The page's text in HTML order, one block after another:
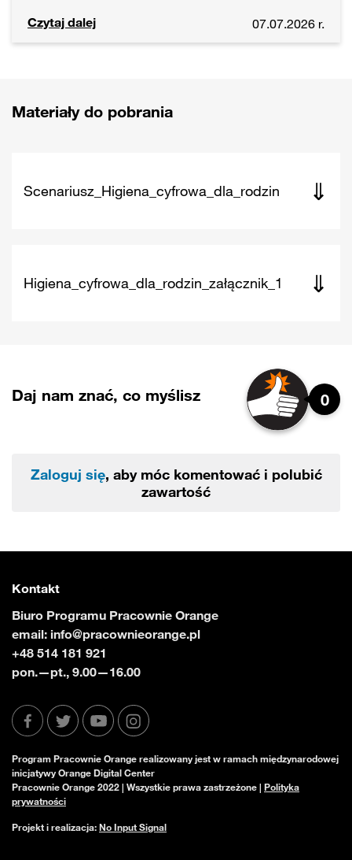
Czytaj dalej 07.07.2026 r.
Materiały do pobrania
Scenariusz_Higiena_cyfrowa_dla_rodzin ⇓
Higiena_cyfrowa_dla_rodzin_załącznik_1 ⇓
Daj nam znać, co myślisz 0
Zaloguj się, aby móc komentować i polubić
zawartość
Kontakt
Biuro Programu Pracownie Orange
email: info@pracownieorange.pl
+48 514 181 921
pon.—pt., 9.00—16.00
Program Pracownie Orange realizowany jest w ramach międzynarodowej
inicjatywy Orange Digital Center
Pracownie Orange 2022 | Wszystkie prawa zastrzeżone | Polityka
prywatności
Projekt i realizacja:No Input Signal